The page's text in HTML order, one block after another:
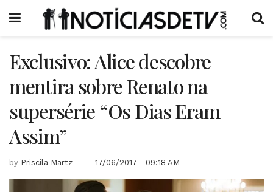
Exclusivo: Alice descobre
mentira sobre Renato na
supersérie “Os Dias Eram
Assim”
by Priscila Martz 17/06/2017 - 09:18 AM